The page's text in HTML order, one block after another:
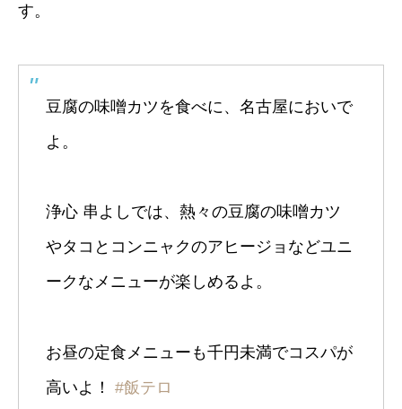
す。
豆腐の味噌カツを食べに、名古屋においで
よ。
浄心 串よしでは、熱々の豆腐の味噌カツ
やタコとコンニャクのアヒージョなどユニ
ークなメニューが楽しめるよ。
お昼の定食メニューも千円未満でコスパが
高いよ！ #飯テロ